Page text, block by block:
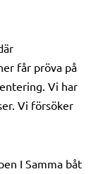
får pröva på
Vi har
Vi försöker
I Samma båt